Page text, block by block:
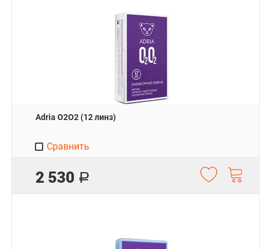
Adria O2O2 (12 линз)
2 530 Р
Сравнить